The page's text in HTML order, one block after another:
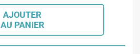
AJOUTER
AU PANIER